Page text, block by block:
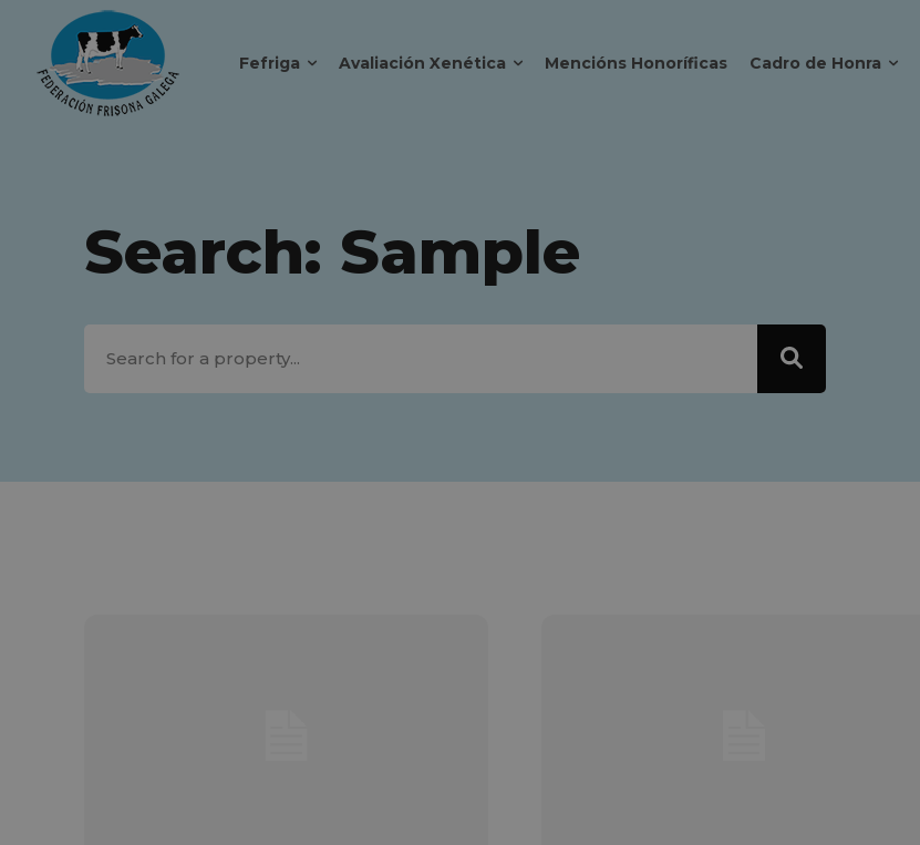
Fefriga Avaliación Xenética Mencións Honoríficas Cadro de Honra
Search: Sample
Search for a property...